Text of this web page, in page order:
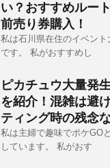
い？おすすめルー
前売り券購入！
私は石川県在住のイベン
です。 私がおすすめし
ピカチュウ大量発
を紹介！混雑は避
ティング時の残念
私は主婦で趣味でポケGO
しています。 私がおす